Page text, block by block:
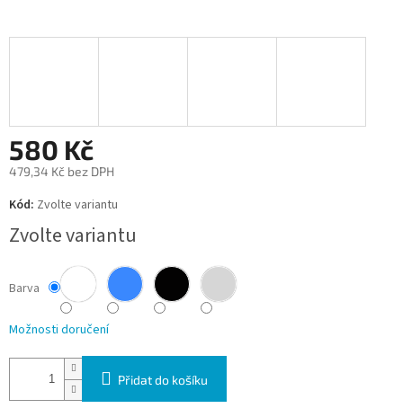
580 Kč
479,34 Kč bez DPH
Měrná
cena:
Kód: Zvolte variantu
Zvolte variantu
Barva
Možnosti doručení
Přidat do košíku